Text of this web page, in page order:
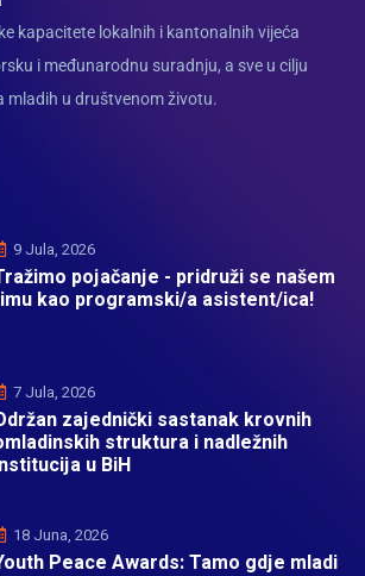
kapacitete lokalnih i kantonalnih vijeća
i međunarodnu suradnju, a sve u cilju
mladih u društvenom životu.
9 Jula, 2026
pojačanje - pridruži se našem
kao programski/a asistent/ica!
7 Jula, 2026
zajednički sastanak krovnih
struktura i nadležnih
u BiH
18 Juna, 2026
Peace Awards: Tamo gdje mladi